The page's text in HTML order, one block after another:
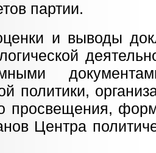
партии.
и выводы
политики,
просвещения,
Центра